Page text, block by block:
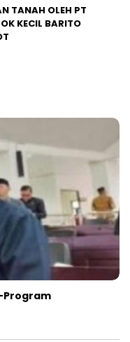
TANAH OLEH PT
KECIL BARITO
Program